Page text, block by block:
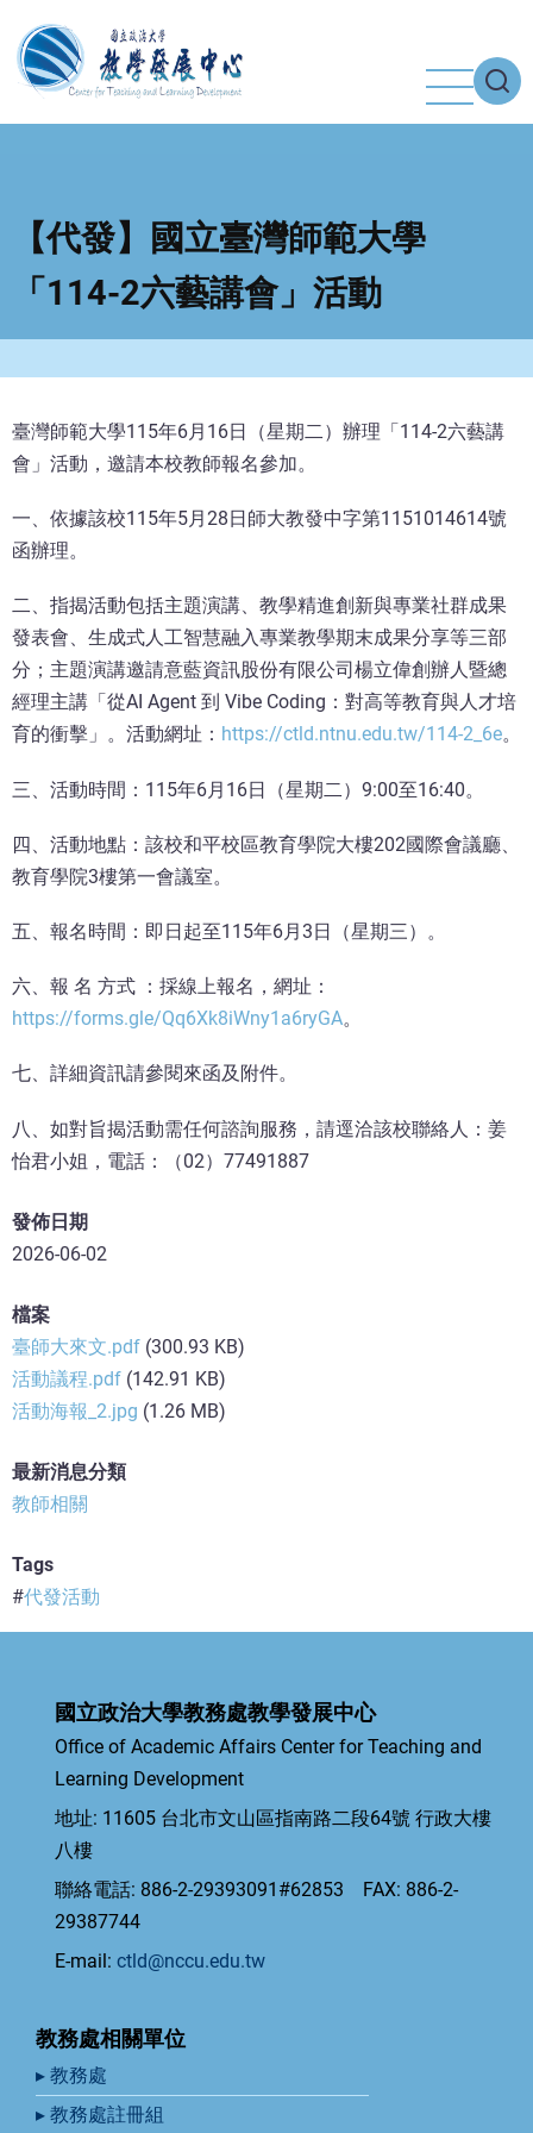
至
主
【代發】國立臺灣師範大學
「114-2六藝講會」活動
臺灣師範大學115年6月16日（星期二）辦理「114-2六藝講
會」活動，邀請本校教師報名參加。
一、依據該校115年5月28日師大教發中字第1151014614號
函辦理。
二、指揭活動包括主題演講、教學精進創新與專業社群成果
發表會、生成式人工智慧融入專業教學期末成果分享等三部
分；主題演講邀請意藍資訊股份有限公司楊立偉創辦人暨總
經理主講「從AI Agent 到 Vibe Coding：對高等教育與人才培
育的衝擊」。活動網址： https://ctld.ntnu.edu.tw/114-2_6e。
三、活動時間：115年6月16日（星期二）9:00至16:40。
四、活動地點：該校和平校區教育學院大樓202國際會議廳、
教育學院3樓第一會議室。
五、報名時間：即日起至115年6月3日（星期三）。
六、報 名 方式 ：採線上報名，網址：
https://forms.gle/Qq6Xk8iWny1a6ryGA。
七、詳細資訊請參閱來函及附件。
八、如對旨揭活動需任何諮詢服務，請逕洽該校聯絡人：姜
怡君小姐，電話：（02）77491887
發佈日期
2026-06-02
檔案
臺師大來文.pdf (300.93 KB)
活動議程.pdf (142.91 KB)
活動海報_2.jpg (1.26 MB)
最新消息分類
教師相關
Tags
代發活動
國立政治大學教務處教學發展中心
Office of Academic Affairs Center for Teaching and
Learning Development
地址: 11605 台北市文山區指南路二段64號 行政大樓
八樓
聯絡電話: 886-2-29393091#62853 FAX: 886-2-
29387744
E-mail: ctld@nccu.edu.tw
教務處相關單位
▸ 教務處
▸ 教務處註冊組